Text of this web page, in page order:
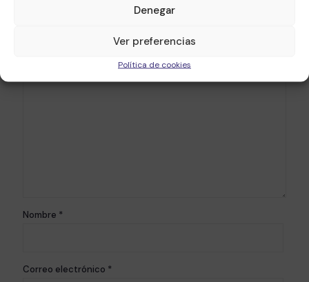
Denegar
Ver preferencias
Política de cookies
campos obligatorios están marcados con
Nombre *
Correo electrónico *